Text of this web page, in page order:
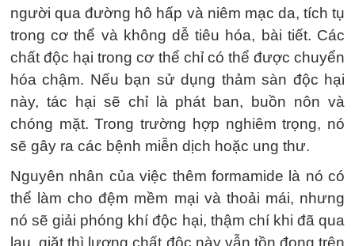
người qua đường hô hấp và niêm mạc da, tích tụ
trong cơ thể và không dễ tiêu hóa, bài tiết. Các
chất độc hại trong cơ thể chỉ có thể được chuyển
hóa chậm. Nếu bạn sử dụng thảm sàn độc hại
này, tác hại sẽ chỉ là phát ban, buồn nôn và
chóng mặt. Trong trường hợp nghiêm trọng, nó
sẽ gây ra các bệnh miễn dịch hoặc ung thư.
Nguyên nhân của việc thêm formamide là nó có
thể làm cho đệm mềm mại và thoải mái, nhưng
nó sẽ giải phóng khí độc hại, thậm chí khi đã qua
lau, giặt thì lượng chất độc này vẫn tồn đọng trên